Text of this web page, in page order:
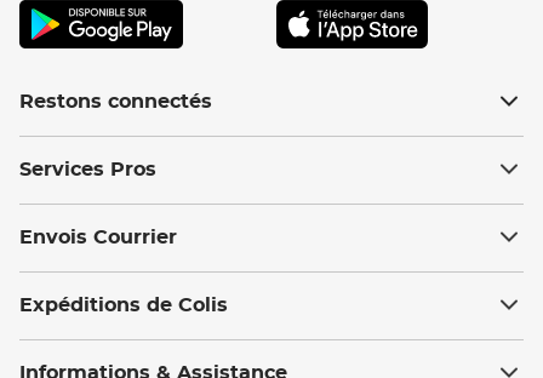
Restons connectés
Services Pros
Envois Courrier
Expéditions de Colis
Informations & Assistance